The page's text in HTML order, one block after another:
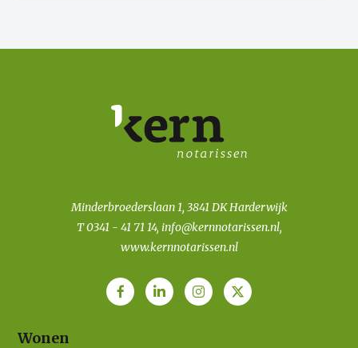
Minderbroederslaan 1, 3841 DK Harderwijk
T0341 - 41 71 14, info@kernnotarissen.nl,
www.kernnotarissen.nl
Wonen